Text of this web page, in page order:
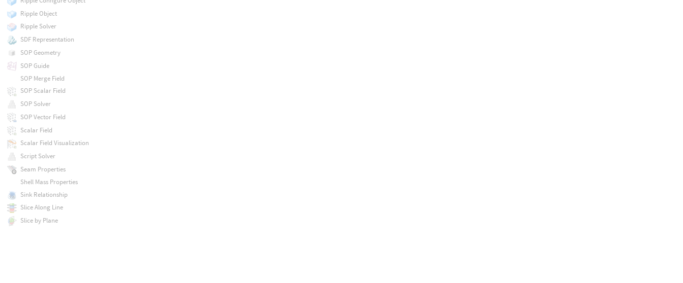
Ripple Object
Ripple Solver
SDF Representation
SOP Geometry
SOP Guide
SOP Merge Field
SOP Scalar Field
SOP Solver
SOP Vector Field
Scalar Field
Scalar Field Visualization
Script Solver
Seam Properties
Shell Mass Properties
Sink Relationship
Slice Along Line
Slice by Plane